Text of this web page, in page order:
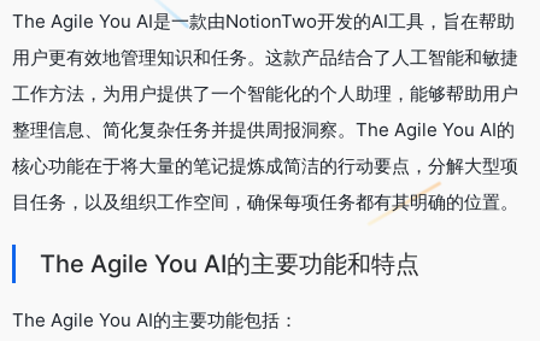
The Agile You AI是一款由NotionTwo开发的AI工具，旨在帮助
用户更有效地管理知识和任务。这款产品结合了人工智能和敏捷
工作方法，为用户提供了一个智能化的个人助理，能够帮助用户
整理信息、简化复杂任务并提供周报洞察。The Agile You AI的
核心功能在于将大量的笔记提炼成简洁的行动要点，分解大型项
目任务，以及组织工作空间，确保每项任务都有其明确的位置。
The Agile You AI的主要功能和特点
The Agile You AI的主要功能包括：